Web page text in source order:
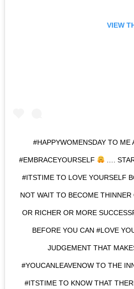
VIEW
#HAPPYWOMENSDAY TO
#EMBRACEYOURSELF ….
#ITSTIME TO LOVE YOURSELF
NOT WAIT TO BECOME
OR RICHER OR MORE
BEFORE YOU CAN #LOVE
JUDGEMENT THAT
#YOUCANLEAVENOW TO THE
#ITSTIME TO KNOW THAT